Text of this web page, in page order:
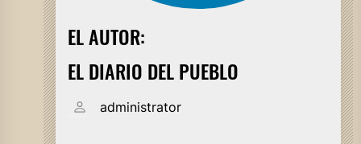
EL AUTOR:
EL DIARIO DEL PUEBLO
administrator